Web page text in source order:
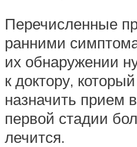
Перечисленные
ранними
их обнаружении
к доктору,
назначить прием
первой стадии
лечится.